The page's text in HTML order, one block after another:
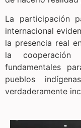
La participación
internacional
la presencia real
la cooperación
fundamentales
pueblos
verdaderamente